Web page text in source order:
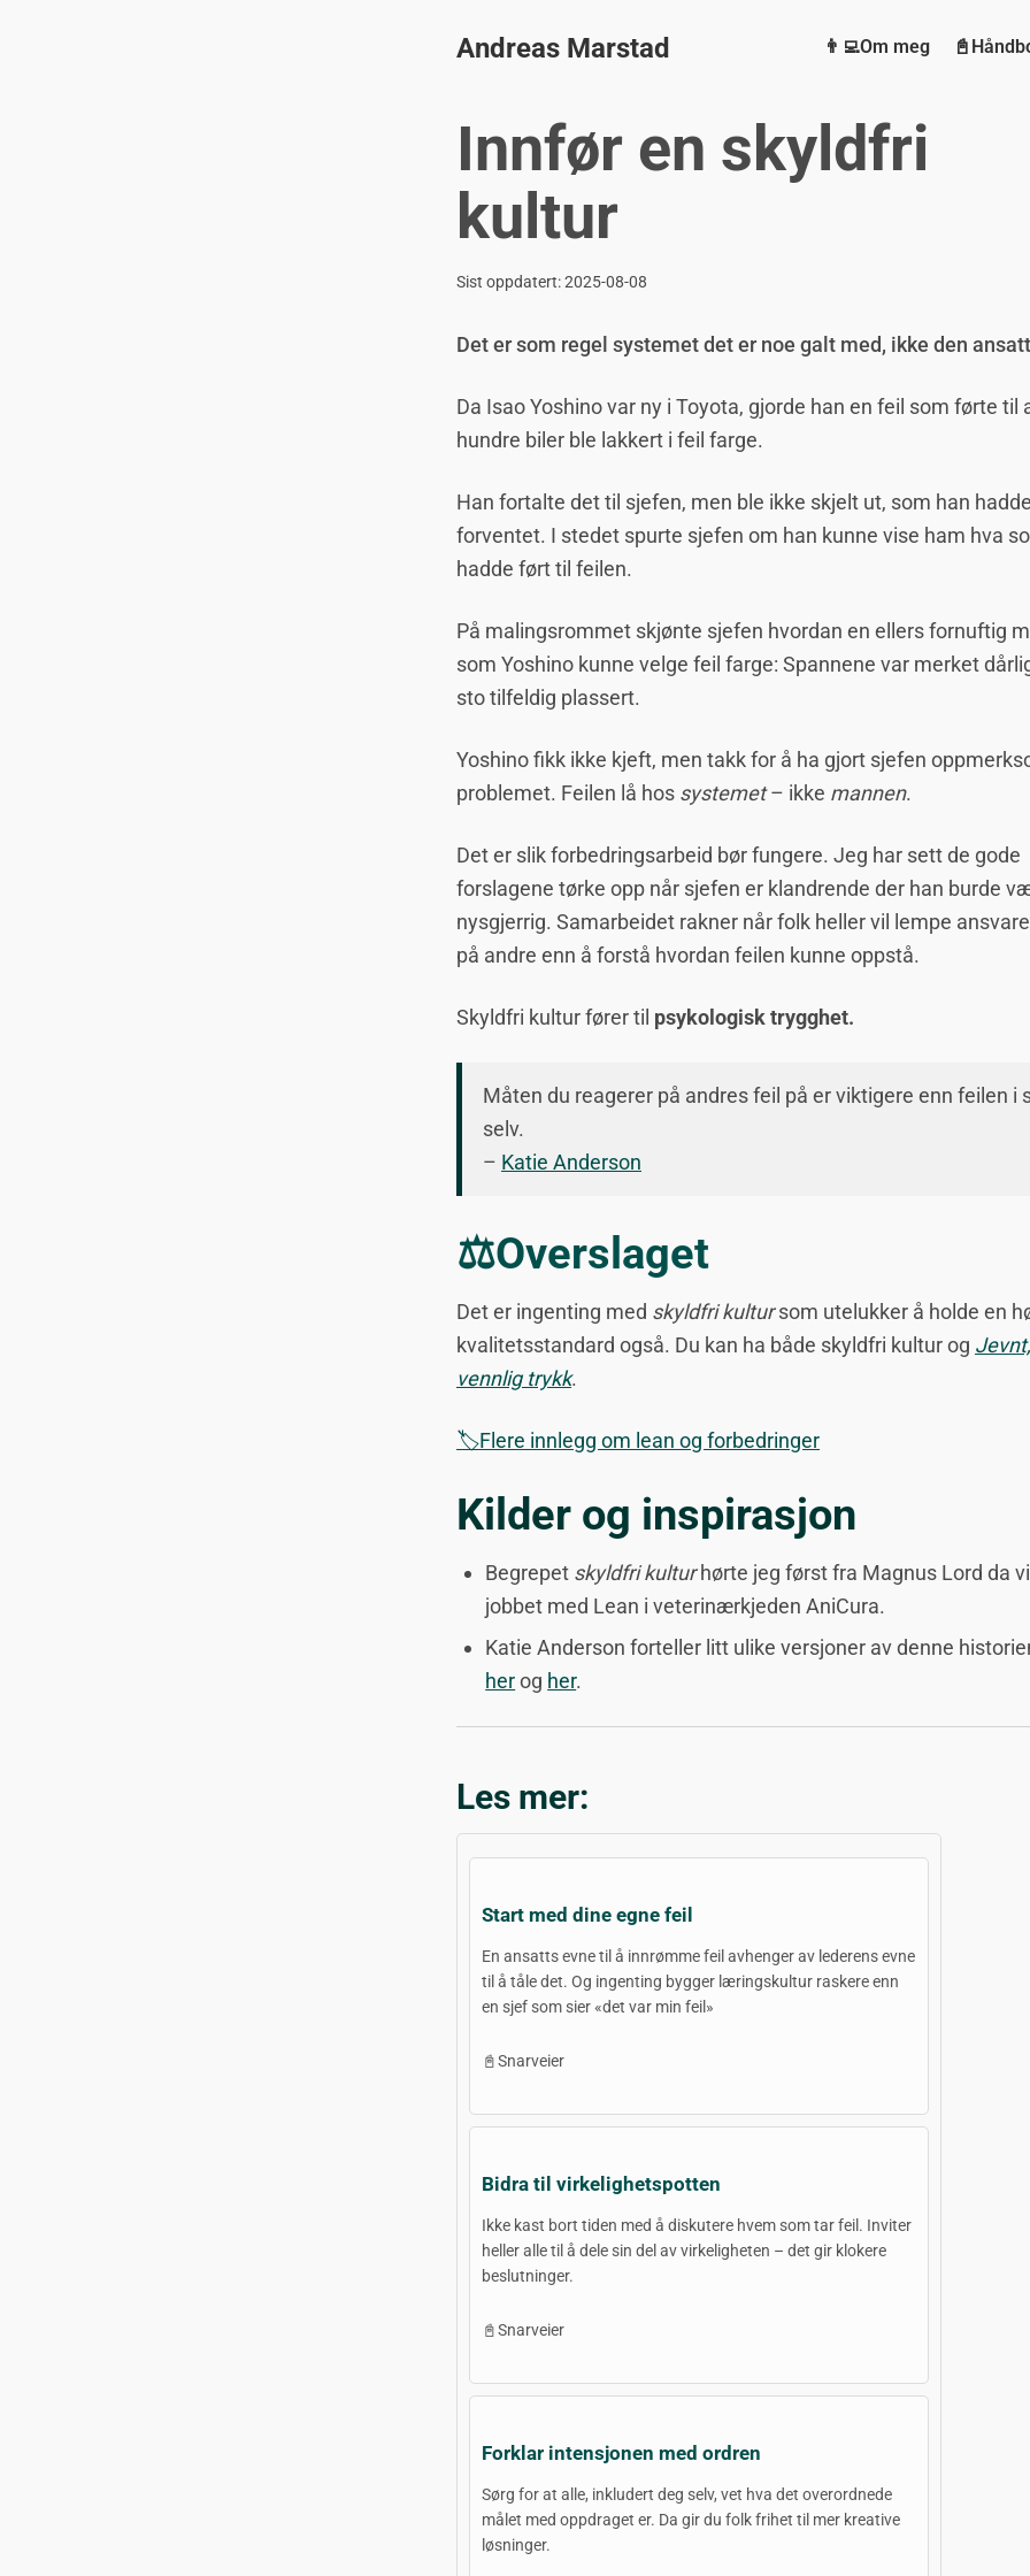
Andreas Marstad 👨‍💻Om meg
Innfør en skyldfri
kultur
Sist oppdatert:2025-08-08
Det er som regel systemet det er noe galt med, ikke den
Da Isao Yoshino var ny i Toyota, gjorde han en feil som førte til
hundre biler ble lakkert i feil farge.
Han fortalte det til sjefen, men ble ikke skjelt ut, som han hadde
forventet. I stedet spurte sjefen om han kunne vise ham hva
hadde ført til feilen.
På malingsrommet skjønte sjefen hvordan en ellers fornuftig
som Yoshino kunne velge feil farge: Spannene var merket
sto tilfeldig plassert.
Yoshino fikk ikke kjeft, men takk for å ha gjort sjefen
problemet. Feilen lå hos systemet– ikke mannen.
Det er slik forbedringsarbeid bør fungere. Jeg har sett de gode
forslagene tørke opp når sjefen er klandrende der han burde
nysgjerrig. Samarbeidet rakner når folk heller vil lempe
på andre enn å forstå hvordan feilen kunne oppstå.
Skyldfri kultur fører til psykologisk trygghet.
Måten du reagerer på andres feil på er viktigere enn feilen i
selv.
– Katie Anderson
⚖️Overslaget
Det er ingenting med skyldfri kultursom utelukker å holde en
kvalitetsstandard også. Du kan ha både skyldfri kultur og
vennlig trykk.
🏷️Flere innlegg om lean og forbedringer
Kilder og inspirasjon
Begrepet skyldfri kulturhørte jeg først fra Magnus Lord da vi
jobbet med Lean i veterinærkjeden AniCura.
Katie Anderson forteller litt ulike versjoner av denne
herog her.
Les mer:
Start med dine egne feil
En ansatts evne til å innrømme feil avhenger av lederens evne
til å tåle det. Og ingenting bygger læringskultur raskere enn
en sjef som sier «det var min feil»
📓Snarveier
Bidra til virkelighetspotten
Ikke kast bort tiden med å diskutere hvem som tar feil. Inviter
heller alle til å dele sin del av virkeligheten – det gir klokere
beslutninger.
📓Snarveier
Forklar intensjonen med ordren
Sørg for at alle, inkludert deg selv, vet hva det overordnede
målet med oppdraget er. Da gir du folk frihet til mer kreative
løsninger.